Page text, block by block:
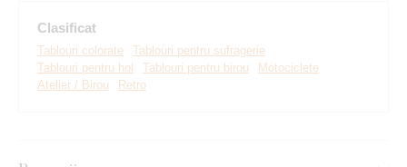
Clasificat
Tablouri colorate
Tablouri pentru sufragerie
Tablouri pentru hol
Tablouri pentru birou
Motociclete
Atelier / Birou
Retro